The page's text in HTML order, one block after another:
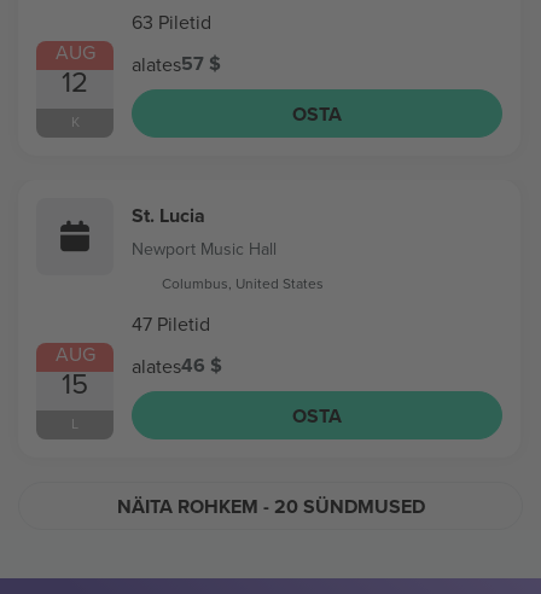
AUG
12
K
63 Piletid
alates57 $
OSTA
AUG
15
L
St. Lucia
Newport Music Hall
Columbus, United States
47 Piletid
alates46 $
OSTA
NÄITA ROHKEM - 20 SÜNDMUSED